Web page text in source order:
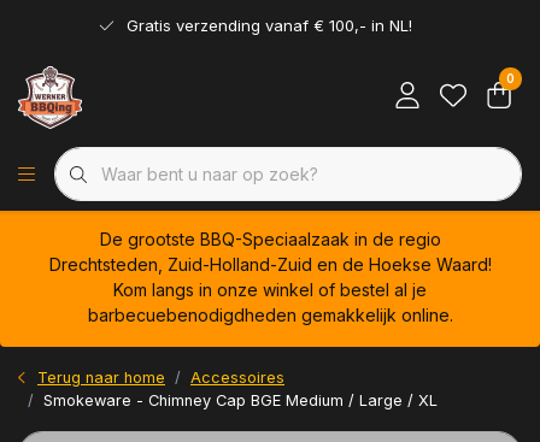
Gratis verzending vanaf € 100,- in NL!
0
De grootste BBQ-Speciaalzaak in de regio
Drechtsteden, Zuid-Holland-Zuid en de Hoekse Waard!
Kom langs in onze winkel of bestel al je
barbecuebenodigdheden gemakkelijk online.
Terug naar home
Accessoires
Smokeware - Chimney Cap BGE Medium / Large / XL